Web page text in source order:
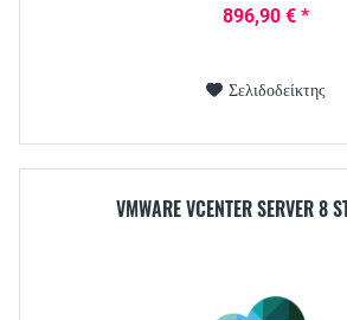
896,90 € *
Σελιδοδείκτης
VMWARE VCENTER SERVER 8